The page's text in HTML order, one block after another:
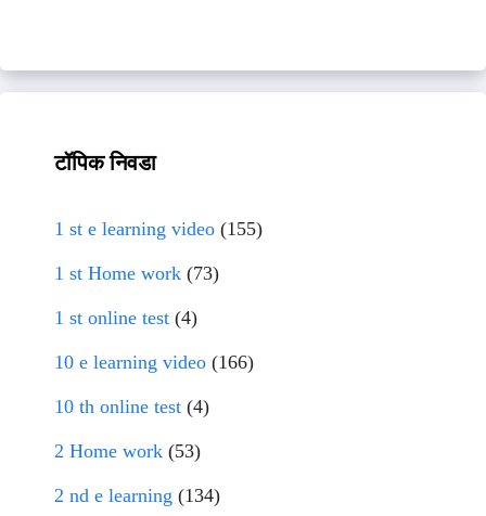
टॉपिक निवडा
1 st e learning video (155)
1 st Home work (73)
1 st online test (4)
10 e learning video (166)
10 th online test (4)
2 Home work (53)
2 nd e learning (134)